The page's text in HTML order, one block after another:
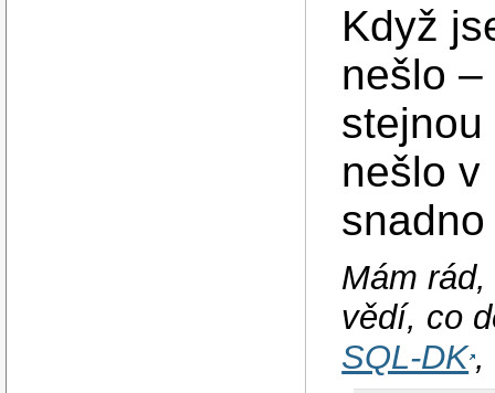
Když
nešlo
nešlo v
Mám
vědí, co
SQL-DK,